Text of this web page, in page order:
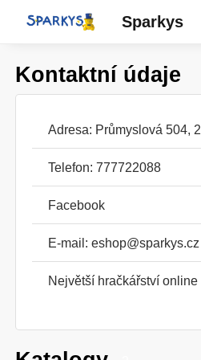
Sparkys
Kontaktní údaje
Adresa: Průmyslová 504,
Telefon: 777722088
Facebook
E-mail: eshop@sparkys.cz
Největší hračkářství online